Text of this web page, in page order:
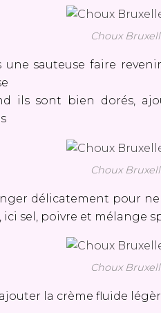
Choux
une sauteuse faire
ils sont bien dorés,
Choux
délicatement pour ne
ici sel, poivre et mélange
Choux
la crème fluide